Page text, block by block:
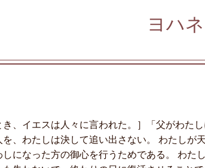
ヨハ
き、イエスは人々に言われた。］「父がわた
を、わたしは決して追い出さない。 わたしが
しになった方の御心を行うためである。 わた